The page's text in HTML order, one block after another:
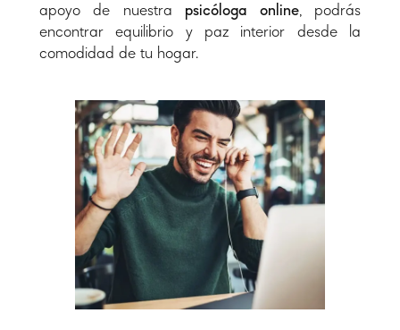
apoyo de nuestra psicóloga online, podrás
encontrar equilibrio y paz interior desde la
comodidad de tu hogar.